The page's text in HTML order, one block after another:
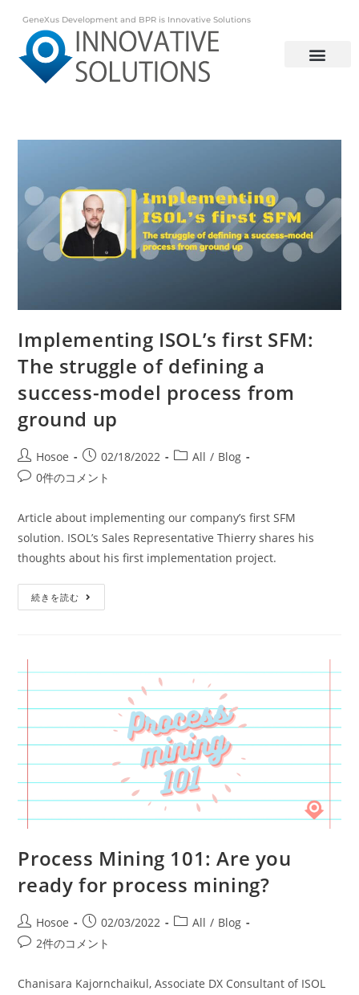
GeneXus Development and BPR is Innovative Solutions
Implementing ISOL’s first SFM:
The struggle of defining a
success-model process from
ground up
Hosoe 02/18/2022 All / Blog
0件のコメント
Article about implementing our company’s first SFM
solution. ISOL’s Sales Representative Thierry shares his
thoughts about his first implementation project.
続きを読む
Process Mining 101: Are you
ready for process mining?
Hosoe 02/03/2022 All / Blog
2件のコメント
Chanisara Kajornchaikul, Associate DX Consultant of ISOL